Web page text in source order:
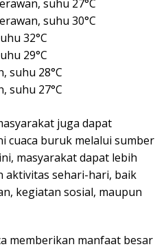
suhu 27°C
suhu 30°C
32°C
29°C
suhu 28°C
suhu 27°C
juga dapat
cuaca buruk melalui sumber
masyarakat dapat lebih
aktivitas sehari-hari, baik
kegiatan sosial, maupun
memberikan manfaat besar